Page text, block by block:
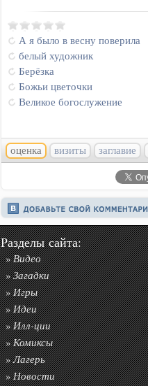
А я было в весну поверила
белый художник
Берёзка
Божьи цветочки
Великое богослужение
оценка визиты заглавие
Разделы сайта:
»Видео
»Загадки
»Игры
»Идеи
»Илл-ции
»Комиксы
»Лагерь
»Новости